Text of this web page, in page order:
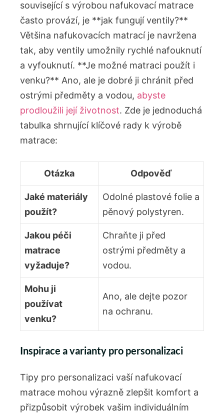
související s výrobou nafukovací matrace
často provází, je **jak fungují ventily?**
Většina nafukovacích matrací je navržena
tak, aby ventily umožnily rychlé nafouknutí
a vyfouknutí. **Je možné matraci použít i
venku?** Ano, ale je dobré ji chránit před
ostrými předměty a vodou, abyste
prodloužili její životnost. Zde je jednoduchá
tabulka shrnující klíčové rady k výrobě
matrace:
Otázka Odpověď
Jaké materiály
použít?
Odolné plastové folie a
pěnový polystyren.
Jakou péči
matrace
vyžaduje?
Chraňte ji před
ostrými předměty a
vodou.
Mohu ji
používat
venku?
Ano, ale dejte pozor
na ochranu.
Inspirace a varianty pro personalizaci
Tipy pro personalizaci vaší nafukovací
matrace mohou výrazně zlepšit komfort a
přizpůsobit výrobek vašim individuálním